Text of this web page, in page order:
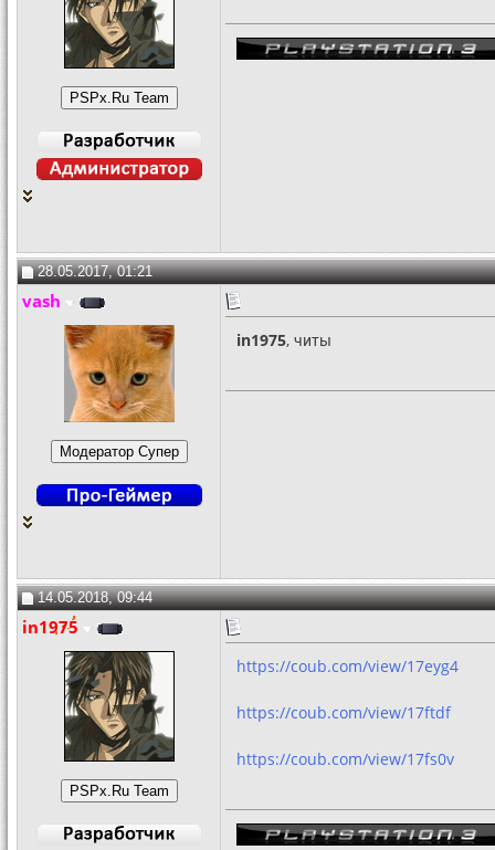
28.05.2017, 01:21
vash
in1975, читы
14.05.2018, 09:44
in1975
https://coub.com/view/17eyg4
https://coub.com/view/17ftdf
https://coub.com/view/17fs0v